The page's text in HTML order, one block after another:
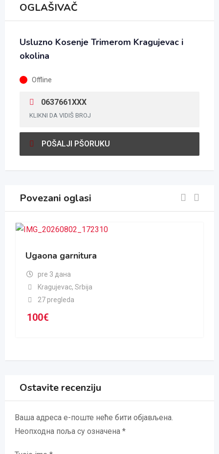
OGLAŠIVAČ
Usluzno Kosenje Trimerom Kragujevac i
okolina
Offline
0637661XXX
KLIKNI DA VIDIŠ BROJ
POŠALJI PŠORUKU
Povezani oglasi
Ugaona garnitura
pre 3 дана
Kragujevac, Srbija
27 pregleda
100€
Ostavite recenziju
Ваша адреса е-поште неће бити објављена.
Неопходна поља су означена *